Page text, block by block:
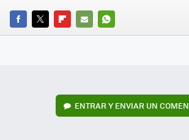
FACEBOOK
TWITTERFLIPBOARD
E-
WHATSAPP
ENTRAR Y ENVIAR UN